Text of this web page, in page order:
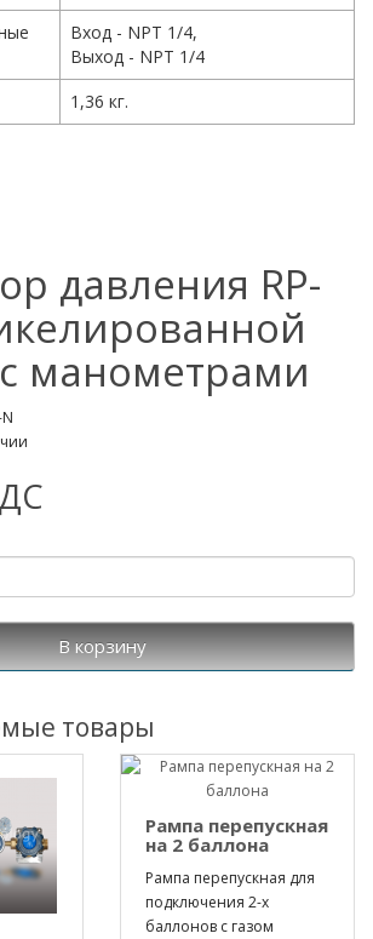
Вход - NPT 1/4,
Выход - NPT 1/4
1,36 кг.
давления RP-
манометрами
В корзину
товары
Рампа перепускная
на 2 баллона
Рампа перепускная для
подключения 2-х
баллонов с газом